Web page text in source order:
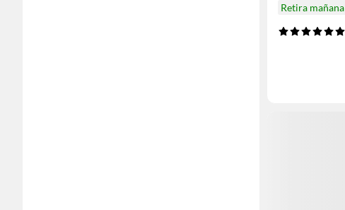
Retira mañana